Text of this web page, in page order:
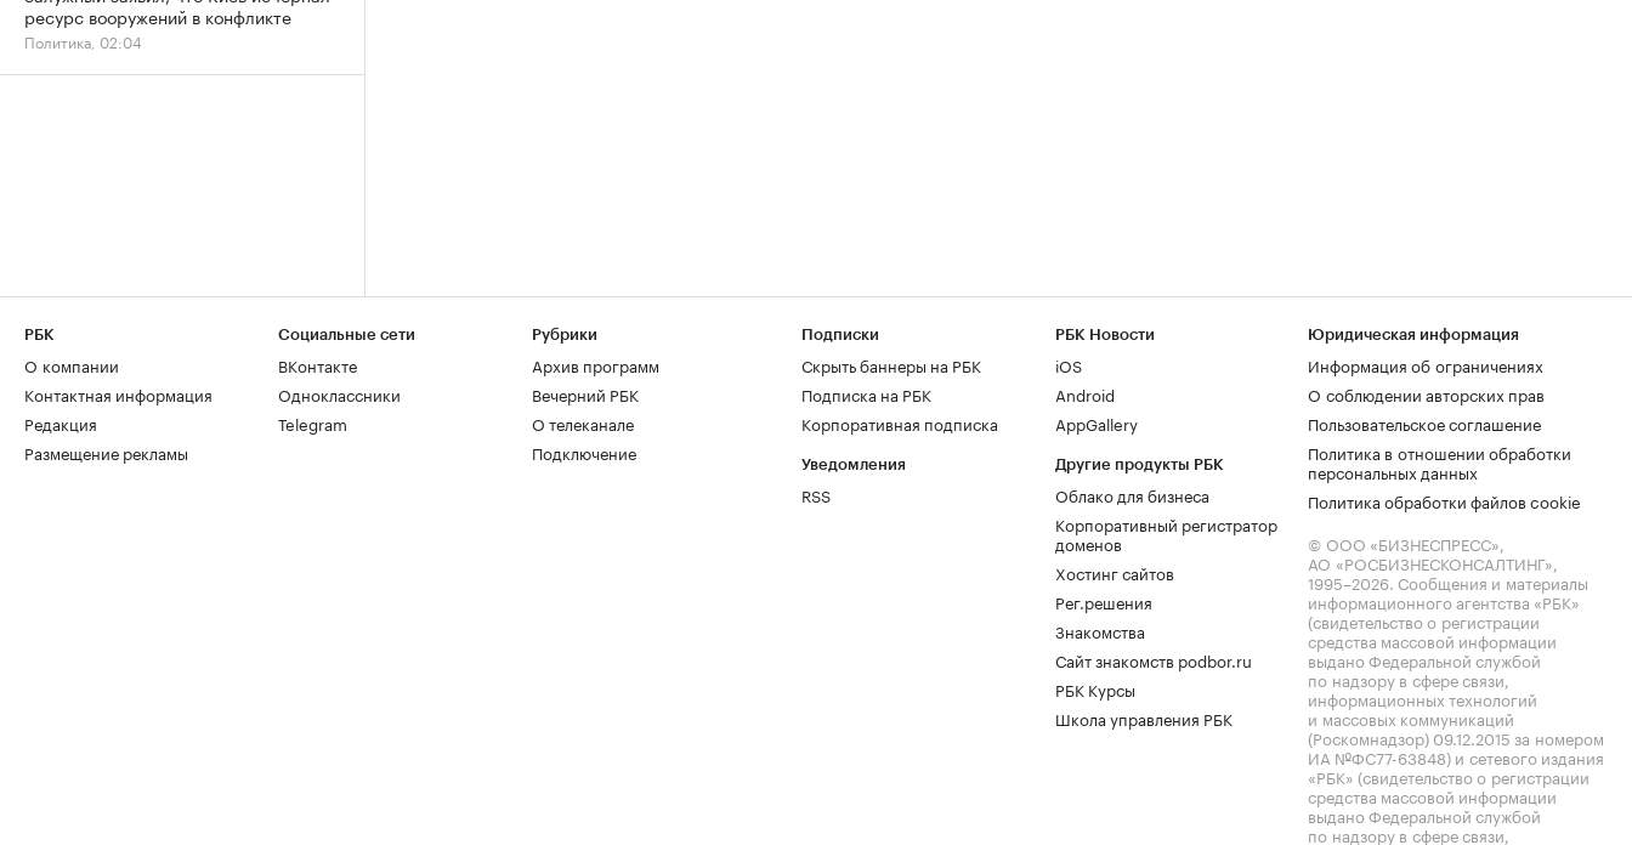
ресурс вооружений в конфликте
Политика, 02:04
РБК
О компании
Контактная информация
Редакция
Размещение рекламы
Социальные сети
ВКонтакте
Одноклассники
Telegram
Рубрики
Архив программ
Вечерний РБК
О телеканале
Подключение
Подписки
Скрыть баннеры на РБК
Подписка на РБК
Корпоративная подписка
Уведомления
RSS
РБК Новости
iOS
Android
AppGallery
Другие продукты РБК
Облако для бизнеса
Корпоративный регистратор
доменов
Хостинг сайтов
Рег.решения
Знакомства
Сайт знакомств podbor.ru
РБК Курсы
Школа управления РБК
Юридическая информация
Информация об ограничениях
О соблюдении авторских прав
Пользовательское соглашение
Политика в отношении обработки
персональных данных
Политика обработки файлов cookie
© ООО «БИЗНЕСПРЕСС»,
АО «РОСБИЗНЕСКОНСАЛТИНГ»,
1995–2026. Сообщения и материалы
информационного агентства «РБК»
(свидетельство о регистрации
средства массовой информации
выдано Федеральной службой
по надзору в сфере связи,
информационных технологий
и массовых коммуникаций
(Роскомнадзор) 09.12.2015 за номером
ИА №ФС77-63848) и сетевого издания
«РБК» (свидетельство о регистрации
средства массовой информации
выдано Федеральной службой
по надзору в сфере связи,